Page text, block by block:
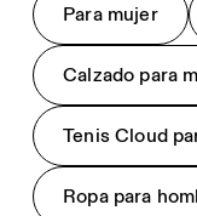
Para mujer
Calzado para
Tenis Cloud
Ropa para